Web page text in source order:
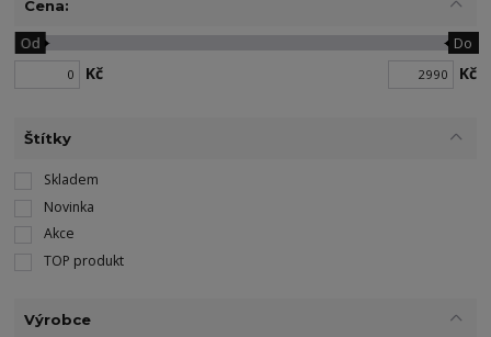
Cena:
Kč
Od Do
Kč
Štítky
Skladem
Novinka
Akce
TOP produkt
Výrobce